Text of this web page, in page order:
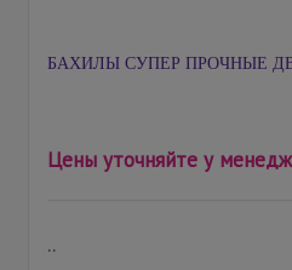
БАХИЛЫ СУПЕР ПРОЧНЫЕ
Цены уточняйте у
..